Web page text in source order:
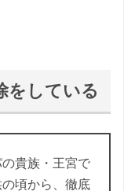
をしている
貴族・王宮で
頃から、徹底